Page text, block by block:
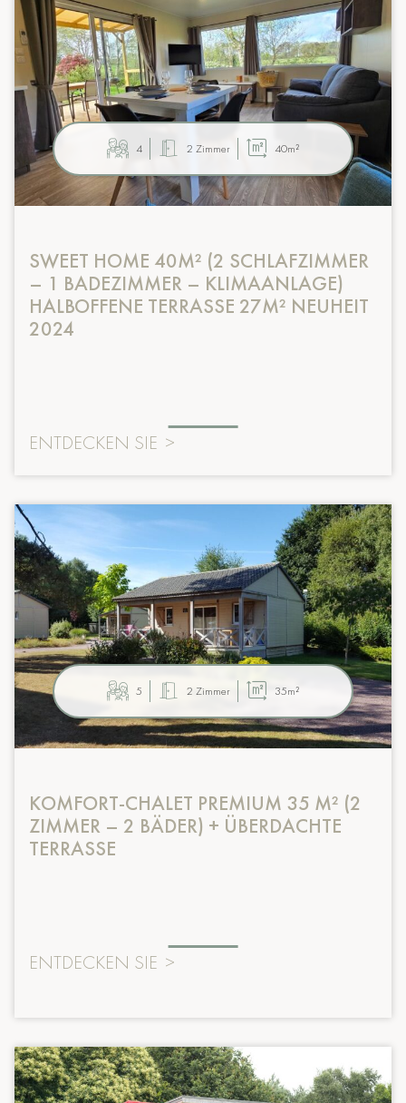
4 2 Zimmer 40m²
SWEET HOME 40M² (2 SCHLAFZIMMER
– 1 BADEZIMMER – KLIMAANLAGE)
HALBOFFENE TERRASSE 27M² NEUHEIT
2024
ENTDECKEN SIE >
5 2 Zimmer 35m²
KOMFORT-CHALET PREMIUM 35 M² (2
ZIMMER – 2 BÄDER) + ÜBERDACHTE
TERRASSE
ENTDECKEN SIE >